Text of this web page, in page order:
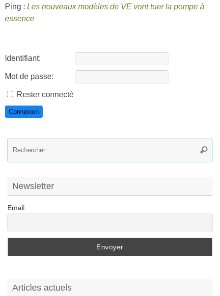
Ping : Les nouveaux modèles de VE vont tuer la pompe à
essence
Identifiant:
Mot de passe:
Rester connecté
Connexion
Newsletter
Email
Articles actuels